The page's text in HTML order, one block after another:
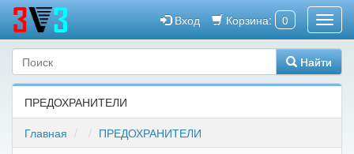
Корзина: 0
Вход
Найти
ПРЕДОХРАНИТЕЛИ
Главная
ПРЕДОХРАНИТЕЛИ